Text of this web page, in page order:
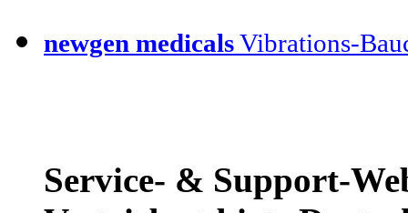
newgen medicalsVibrations-
Service- & Support-